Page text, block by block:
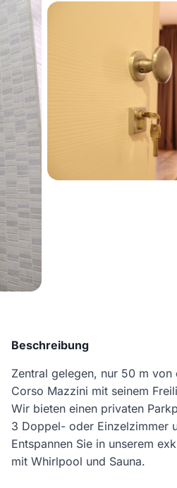
Beschreibung
Zentral gelegen, nur 50 m von
Corso Mazzini mit seinem
Wir bieten einen privaten
3 Doppel- oder Einzelzimmer
Entspannen Sie in unserem
mit Whirlpool und Sauna.